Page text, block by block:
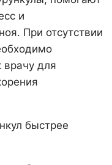
и
При отсутствии
врачу для